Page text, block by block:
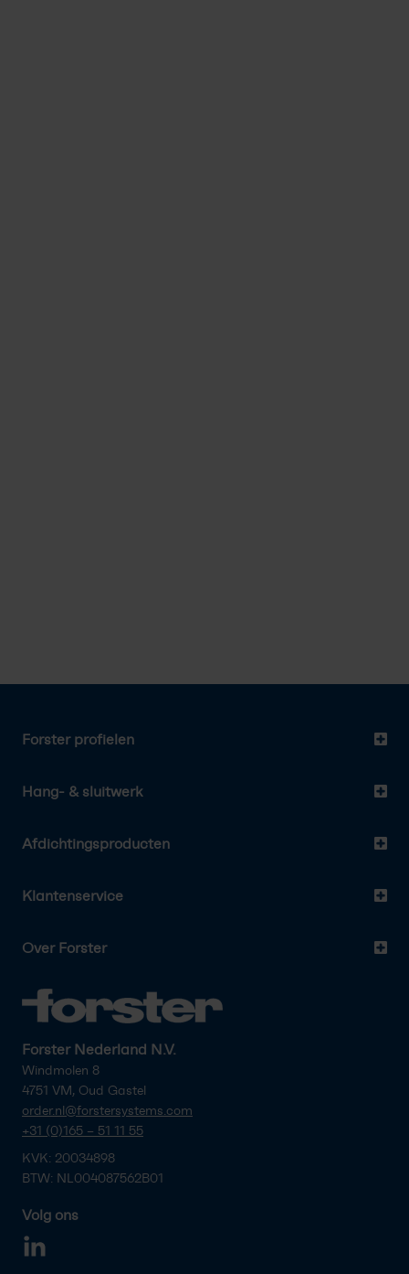
Forster profielen
Hang- & sluitwerk
Afdichtingsproducten
Klantenservice
Over Forster
Forster Nederland N.V.
Windmolen 8
4751 VM, Oud Gastel
order.nl@forstersystems.com
+31 (0)165 – 51 11 55
KVK: 20034898
BTW: NL004087562B01
Volg ons